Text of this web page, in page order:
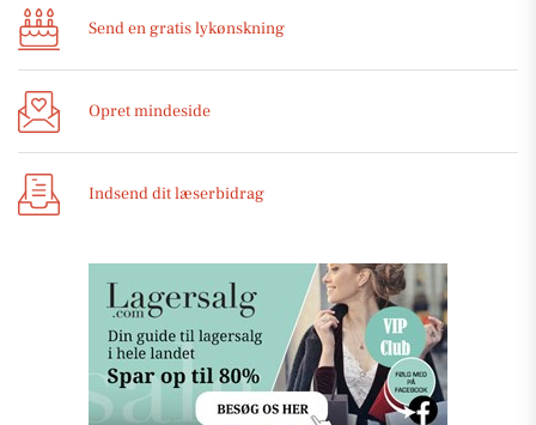
Send en gratis lykønskning
Opret mindeside
Indsend dit læserbidrag